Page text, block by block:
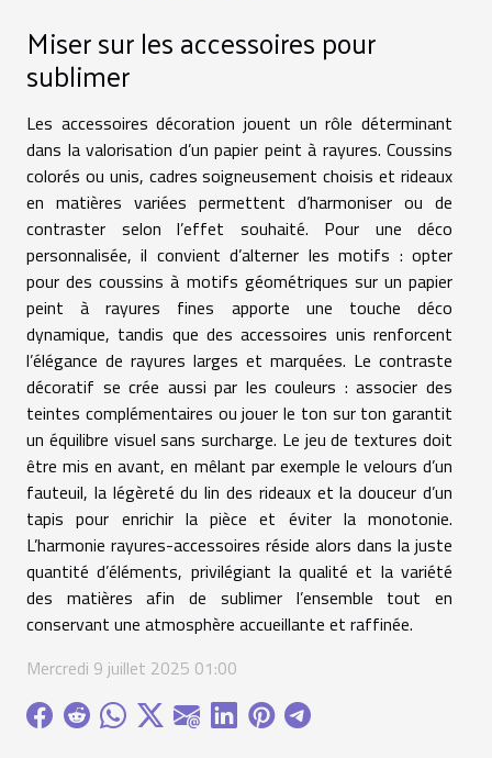
Miser sur les accessoires pour
sublimer
Les accessoires décoration jouent un rôle déterminant
dans la valorisation d’un papier peint à rayures. Coussins
colorés ou unis, cadres soigneusement choisis et rideaux
en matières variées permettent d’harmoniser ou de
contraster selon l’effet souhaité. Pour une déco
personnalisée, il convient d’alterner les motifs : opter
pour des coussins à motifs géométriques sur un papier
peint à rayures fines apporte une touche déco
dynamique, tandis que des accessoires unis renforcent
l’élégance de rayures larges et marquées. Le contraste
décoratif se crée aussi par les couleurs : associer des
teintes complémentaires ou jouer le ton sur ton garantit
un équilibre visuel sans surcharge. Le jeu de textures doit
être mis en avant, en mêlant par exemple le velours d’un
fauteuil, la légèreté du lin des rideaux et la douceur d’un
tapis pour enrichir la pièce et éviter la monotonie.
L’harmonie rayures-accessoires réside alors dans la juste
quantité d’éléments, privilégiant la qualité et la variété
des matières afin de sublimer l’ensemble tout en
conservant une atmosphère accueillante et raffinée.
Mercredi 9 juillet 2025 01:00